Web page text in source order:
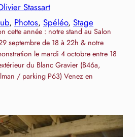
Stassart
, Photos, Spéléo, Stage
cette année : notre stand au Salon
septembre de 18 à 22h & notre
le mardi 4 octobre entre 18
du Blanc Gravier (B46a,
/ parking P63) Venez en